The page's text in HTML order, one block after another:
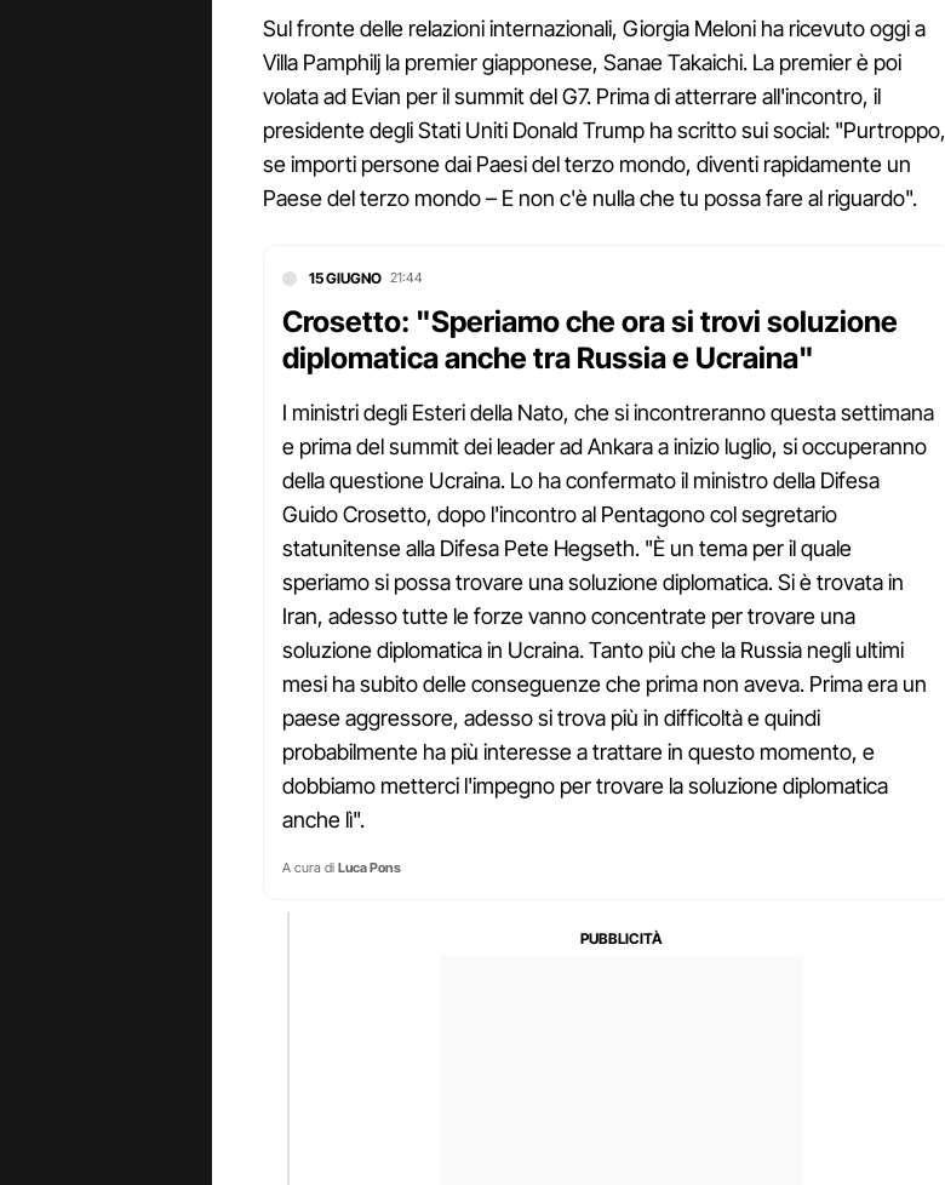
Sul fronte delle relazioni internazionali, Giorgia Meloni ha ricevuto oggi a
Villa Pamphilj la premier giapponese, Sanae Takaichi. La premier è poi
volata ad Evian per il summit del G7. Prima di atterrare all'incontro, il
presidente degli Stati Uniti Donald Trump ha scritto sui social: "Purtroppo,
se importi persone dai Paesi del terzo mondo, diventi rapidamente un
Paese del terzo mondo – E non c'è nulla che tu possa fare al riguardo".
15 GIUGNO 21:44
Crosetto: "Speriamo che ora si trovi soluzione
diplomatica anche tra Russia e Ucraina"
I ministri degli Esteri della Nato, che si incontreranno questa settimana
e prima del summit dei leader ad Ankara a inizio luglio, si occuperanno
della questione Ucraina. Lo ha confermato il ministro della Difesa
Guido Crosetto, dopo l'incontro al Pentagono col segretario
statunitense alla Difesa Pete Hegseth. "È un tema per il quale
speriamo si possa trovare una soluzione diplomatica. Si è trovata in
Iran, adesso tutte le forze vanno concentrate per trovare una
soluzione diplomatica in Ucraina. Tanto più che la Russia negli ultimi
mesi ha subito delle conseguenze che prima non aveva. Prima era un
paese aggressore, adesso si trova più in difficoltà e quindi
probabilmente ha più interesse a trattare in questo momento, e
dobbiamo metterci l'impegno per trovare la soluzione diplomatica
anche lì".
A cura di Luca Pons